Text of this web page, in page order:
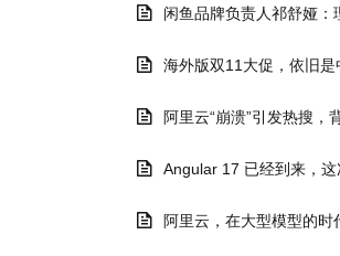
闲鱼品牌负责人祁舒娅
海外版双11大促，依旧
阿里云“崩溃”引发热搜，
Angular 17 已经到来，这
阿里云，在大型模型的时